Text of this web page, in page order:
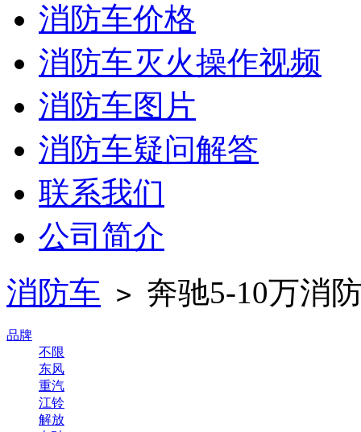
消防车价格
消防车灭火操作视频
消防车图片
消防车疑问解答
联系我们
公司简介
消防车 > 奔驰5-10万消
品牌
不限
东风
重汽
江铃
解放